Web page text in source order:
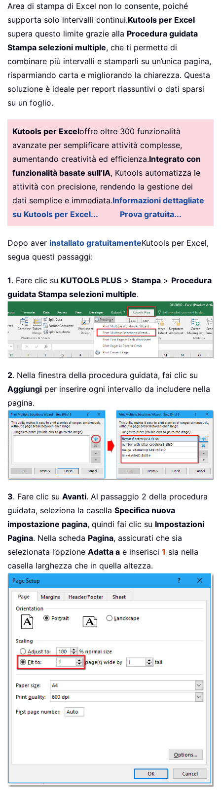
Area di stampa di Excel non lo consente, poiché
supporta solo intervalli continui.Kutools per Excel
supera questo limite grazie alla Procedura guidata
Stampa selezioni multiple, che ti permette di
combinare più intervalli e stamparli su un’unica pagina,
risparmiando carta e migliorando la chiarezza. Questa
soluzione è ideale per report riassuntivi o dati sparsi
su un foglio.
Kutools per Exceloffre oltre 300 funzionalità
avanzate per semplificare attività complesse,
aumentando creatività ed efficienza.Integrato con
funzionalità basate sull’IA, Kutools automatizza le
attività con precisione, rendendo la gestione dei
dati semplice e immediata.Informazioni dettagliate
su Kutools per Excel...
Prova gratuita...
Dopo aver installato gratuitamenteKutools per Excel,
segua questi passaggi:
1. Fare clic su KUTOOLS PLUS > Stampa > Procedura
guidata Stampa selezioni multiple.
2. Nella finestra della procedura guidata, fai clic su
Aggiungi per inserire ogni intervallo da includere nella
pagina.
3. Fare clic su Avanti. Al passaggio 2 della procedura
guidata, seleziona la casella Specifica nuova
impostazione pagina, quindi fai clic su Impostazioni
Pagina. Nella scheda Pagina, assicurati che sia
selezionata l’opzione Adatta a e inserisci 1 sia nella
casella larghezza che in quella altezza.